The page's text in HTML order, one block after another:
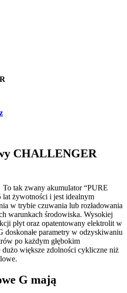
CHALLENGER
tak zwany akumulator “PURE
żywotności i jest idealnym
w trybie czuwania lub rozładowania
warunkach środowiska. Wysokiej
płyt oraz opatentowany elektrolit w
doskonałe parametry w odzyskiwaniu
po każdym głębokim
dużo większe zdolności cykliczne niż
G mają